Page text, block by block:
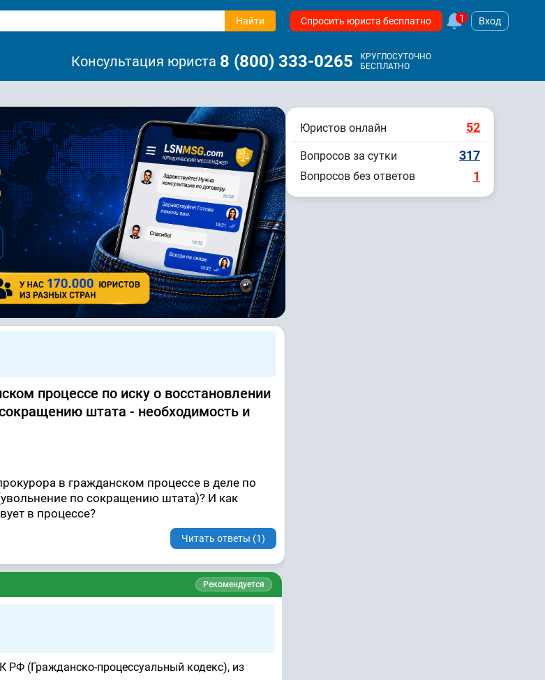
Найти Спросить юриста бесплатно 1 Вход
Консультация юриста 8 (800) 333-0265
КРУГЛОСУТОЧНО
БЕСПЛАТНО
процессе по иску о восстановлении
штата - необходимость и
в гражданском процессе в деле по
по сокращению штата)? И как
в процессе?
Читать ответы (1)
Рекомендуется
(Гражданско-процессуальный кодекс), из
Юристов онлайн 52
Вопросов за сутки 317
Вопросов без ответов 1